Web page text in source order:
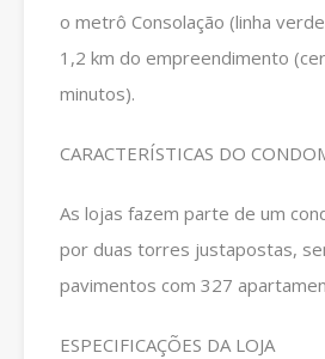
o metrô Consolação (linha
1,2 km do empreendimento
minutos).
CARACTERÍSTICAS DO
As lojas fazem parte de um
por duas torres justapostas,
pavimentos com 327
ESPECIFICAÇÕES DA LOJA